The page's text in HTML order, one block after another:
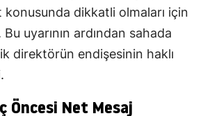
konusunda dikkatli olmaları için
Bu uyarının ardından sahada
direktörün endişesinin haklı
Öncesi Net Mesaj